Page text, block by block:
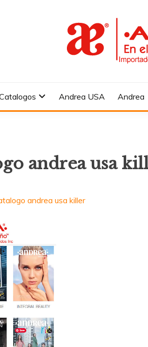
Andrea USA Andrea
andrea usa
andrea usa killer